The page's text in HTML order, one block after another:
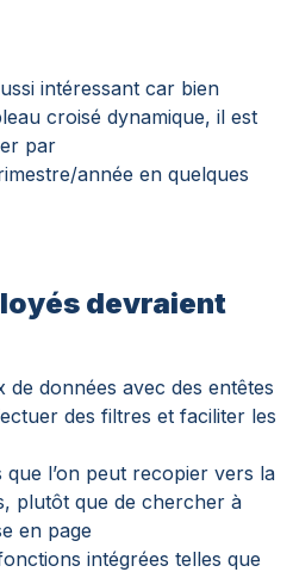
intéressant car bien
croisé dynamique, il est
par
année en quelques
devraient
de données avec des entêtes
des filtres et faciliter les
l’on peut recopier vers la
plutôt que de chercher à
en page
intégrées telles que